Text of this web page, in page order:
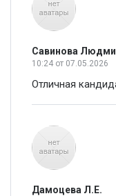
Савинова
10:24 от 07.05.2026
Отличная
Дамоцева Л.Е.